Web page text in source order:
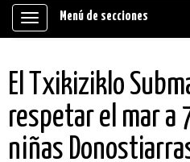
Mostrar/ocultar
Menú de secciones
El Txikiziklo
respetar el mar a
niñas